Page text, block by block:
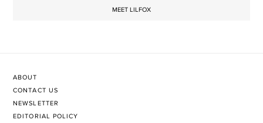
MEET LILFOX
ABOUT
CONTACT US
NEWSLETTER
EDITORIAL POLICY